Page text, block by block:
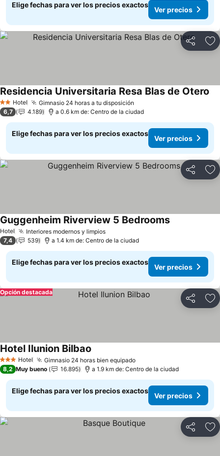
Elige fechas para ver los precios exactos
Ver precios
Compartir
2 Estrellas
Hotel Gimnasio 24 horas a tu disposición
Residencia Universitaria Resa Blas de Otero
6,7 4.189 a 0.6 km de: Centro de la ciudad
Elige fechas para ver los precios exactos
Ver precios
Compartir
Hotel Interiores modernos y limpiosVer precios
Guggenheim Riverview 5 BedroomsVer precios
7,4 539 a 1.4 km de: Centro de la ciudad
Elige fechas para ver los precios exactos
Ver precios
Compartir
Opción destacada
3 Estrellas
Hotel Gimnasio 24 horas bien equipadoVer precios
Hotel Ilunion Bilbao
8,2 Muy bueno 16.895 a 1.9 km de: Centro de la ciudad
Elige fechas para ver los precios exactos
Ver precios
Compartir